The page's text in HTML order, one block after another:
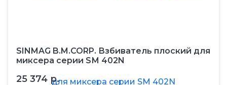
SINMAG B.M.CORP. Взбиватель плоский для
миксера серии SМ 402N
25 374 р.